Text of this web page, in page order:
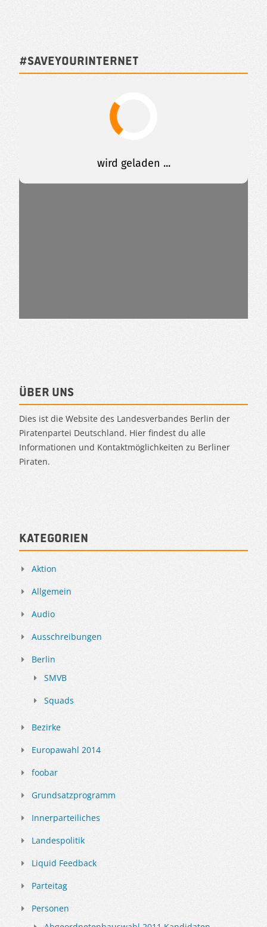
#SAVEYOURINTERNET
Über uns
Dies ist die Website des Landesverbandes Berlin der
Piratenpartei Deutschland. Hier findest du alle
Informationen und Kontaktmöglichkeiten zu Berliner
Piraten.
Kategorien
Aktion
Allgemein
Audio
Ausschreibungen
Berlin
SMVB
Squads
Bezirke
Europawahl 2014
foobar
Grundsatzprogramm
Innerparteiliches
Landespolitik
Liquid Feedback
Parteitag
Personen